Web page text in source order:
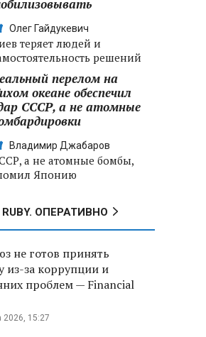
Олег Гайдукевич
теряет людей и
решений
перелом на
океане обеспечил
СССР, а не атомные
Владимир Джабаров
а не атомные бомбы,
Японию
ОПЕРАТИВНО
не готов принять
из-за коррупции и
проблем — Financial
2026, 15:27